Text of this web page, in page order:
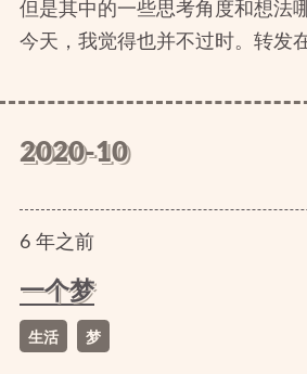
但是其中的一些思考角度和想法
今天，我觉得也并不过时。转发
2020-10
6年之前
一个梦
生活 梦